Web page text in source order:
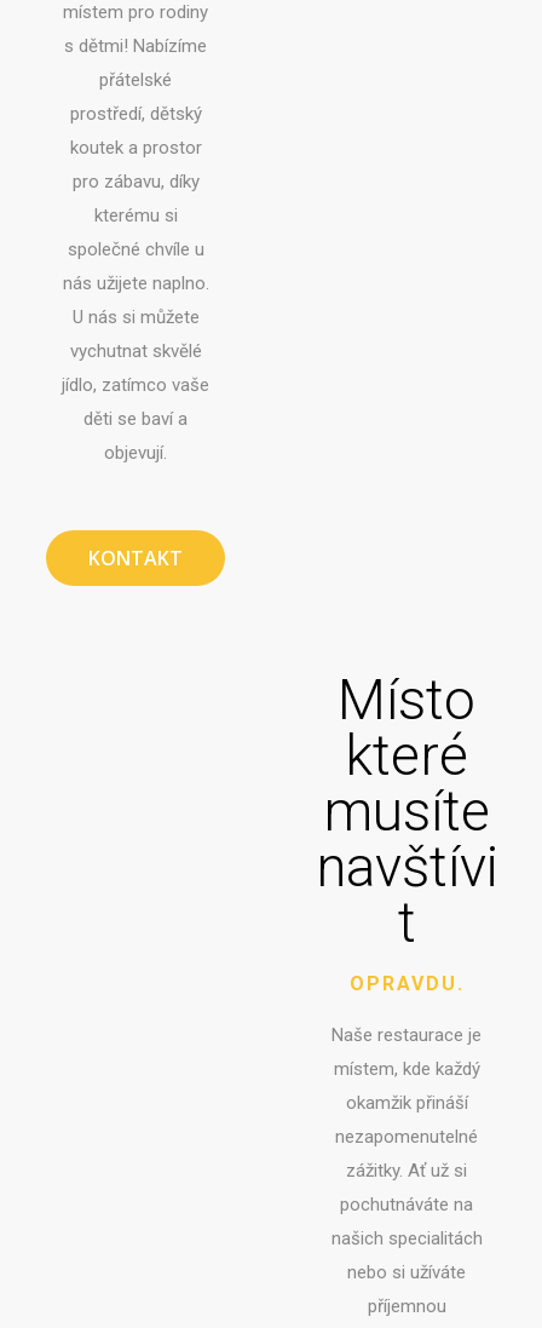
místem pro rodiny
s dětmi! Nabízíme
přátelské
prostředí, dětský
koutek a prostor
pro zábavu, díky
kterému si
společné chvíle u
nás užijete naplno.
U nás si můžete
vychutnat skvělé
jídlo, zatímco vaše
děti se baví a
objevují.
KONTAKT
Místo
které
musíte
navštívi
t
OPRAVDU.
Naše restaurace je
místem, kde každý
okamžik přináší
nezapomenutelné
zážitky. Ať už si
pochutnáváte na
našich specialitách
nebo si užíváte
příjemnou